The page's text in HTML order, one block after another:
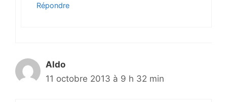
Répondre
Aldo
11 octobre 2013 à 9 h 32 min